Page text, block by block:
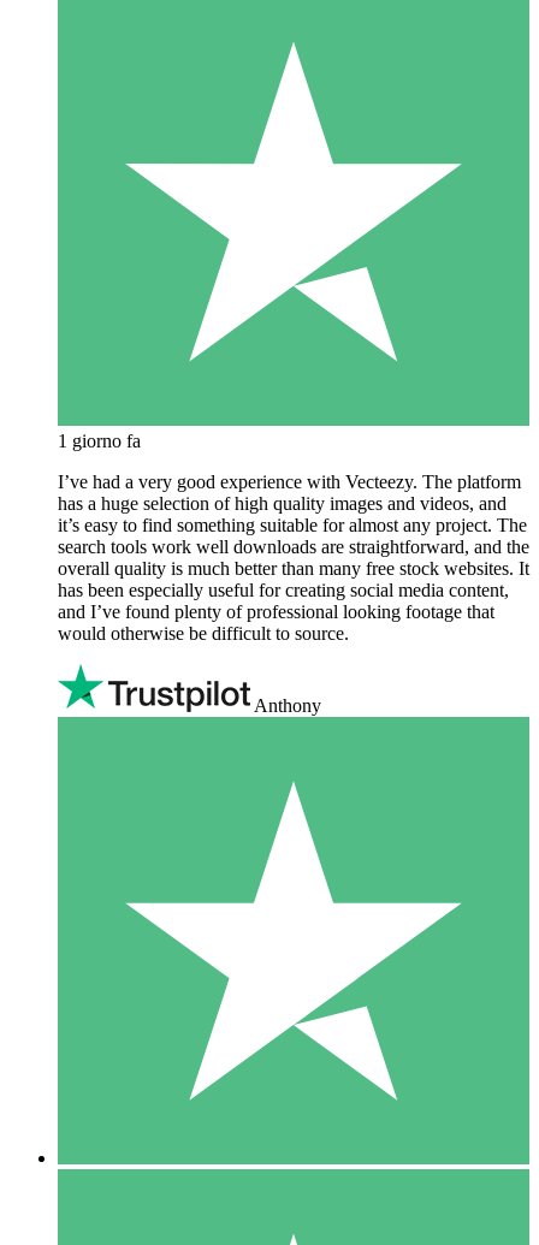
1 giorno fa
I’ve had a very good experience with Vecteezy. The platform
has a huge selection of high quality images and videos, and
it’s easy to find something suitable for almost any project. The
search tools work well downloads are straightforward, and the
overall quality is much better than many free stock websites. It
has been especially useful for creating social media content,
and I’ve found plenty of professional looking footage that
would otherwise be difficult to source.
Anthony